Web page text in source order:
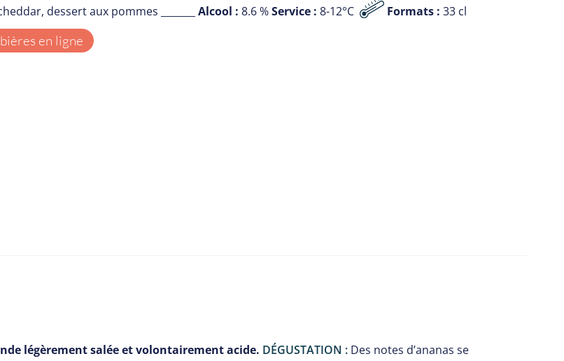
dessert aux pommes _______ Alcool : 8.6 %Service : 8-12°C Formats : 33 cl
en ligne
légèrement salée et volontairement acide. DÉGUSTATION :Des notes d’ananas se